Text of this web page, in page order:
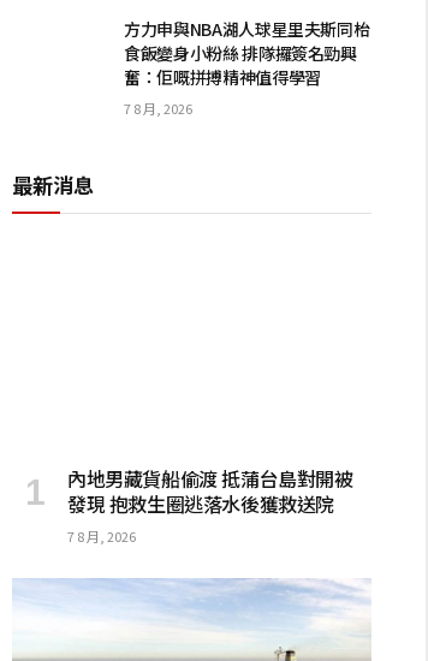
方力申與NBA湖人球星里夫斯同枱
食飯變身小粉絲 排隊攞簽名勁興
奮：佢嘅拼搏精神值得學習
7 8 月, 2026
最新消息
內地男藏貨船偷渡 抵蒲台島對開被
發現 抱救生圈逃落水後獲救送院
7 8 月, 2026